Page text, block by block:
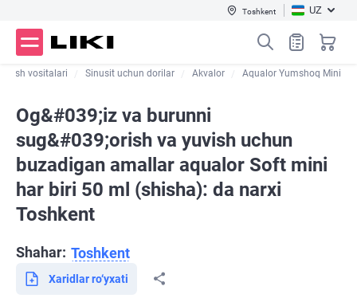
Toshkent UZ
vositalari Sinusit uchun dorilar Akvalor Aqualor Yumshoq Mini
Og&#039;iz va burunni
sug&#039;orish va yuvish uchun
buzadigan amallar aqualor Soft mini
har biri 50 ml (shisha): da narxi
Toshkent
Shahar: Toshkent
Xaridlar ro‘yxati